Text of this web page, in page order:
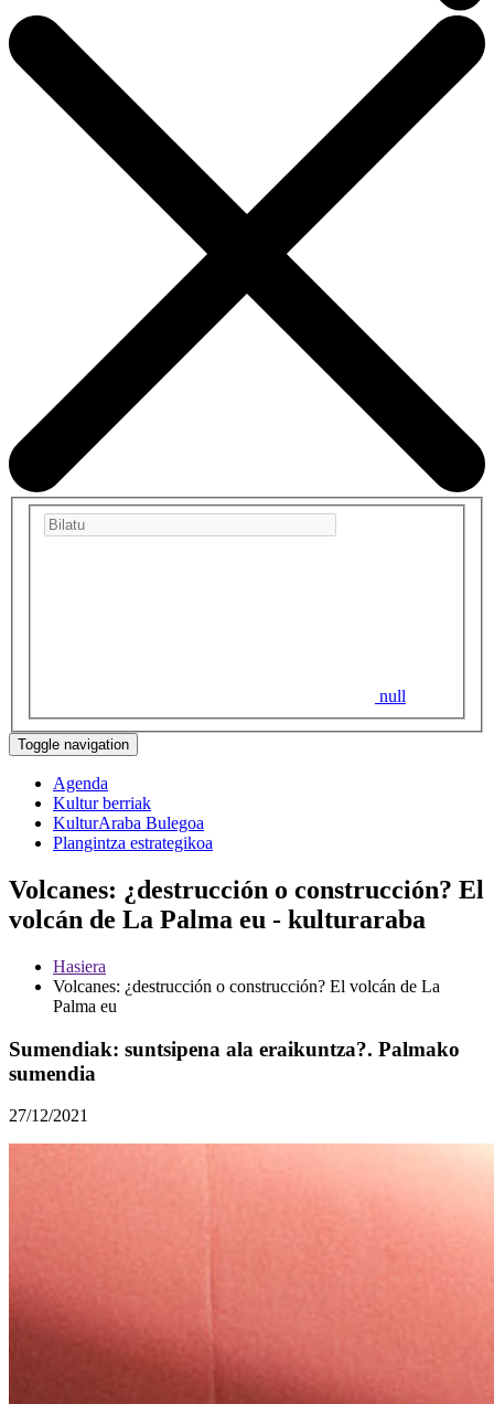
null
Toggle navigation
Agenda
Kultur berriak
KulturAraba Bulegoa
Plangintza estrategikoa
Volcanes: ¿destrucción o construcción? El
volcán de La Palma eu - kulturaraba
Hasiera
Volcanes: ¿destrucción o construcción? El volcán de La
Palma eu
Sumendiak: suntsipena ala eraikuntza?. Palmako
sumendia
27/12/2021